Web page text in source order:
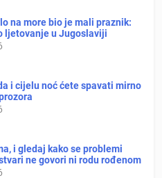
na more bio je mali praznik:
ljetovanje u Jugoslaviji
i cijelu noć ćete spavati mirno
i gledaj kako se problemi
ne govori ni rodu rođenom